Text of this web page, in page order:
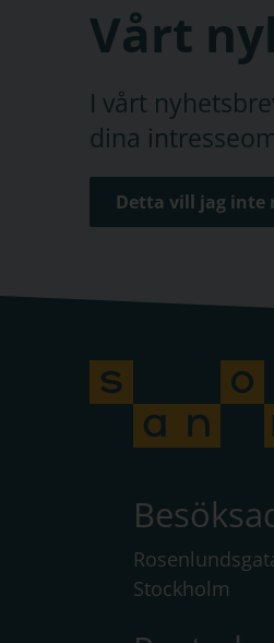
Vårt
I vårt
dina
Detta vill jag inte
Stockholm